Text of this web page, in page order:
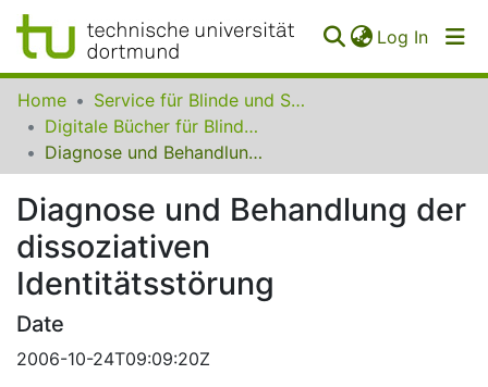
Log In
Communities
Collections
FAQ
Home
Service für Blinde und Sehbehinderte der UB Dortmund
Digitale Bücher für Blinde und Sehbehinderte
Diagnose und Behandlung der dissoziativen Identitätsstörung
Diagnose und Behandlung der
dissoziativen
Identitätsstörung
Date
2006-10-24T09:09:20Z